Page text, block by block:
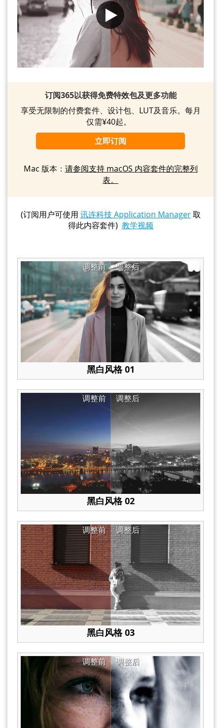
订阅365以获得免费特效包及更多功能
享受无限制的付费套件、设计包、LUT及音乐。每月
仅需¥40起。
立即订阅
Mac 版本： 请参阅支持 macOS 内容套件的完整列
表。
(订阅用户可使用 讯连科技 Application Manager取
得此内容套件) 教学视频
调整后
调整前
黑白风格 01
调整后
调整前
黑白风格 02
调整后
调整前
黑白风格 03
调整后
调整前